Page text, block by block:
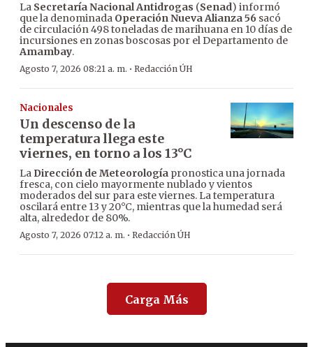
La Secretaría Nacional Antidrogas (Senad) informó
que la denominada Operación Nueva Alianza 56 sacó
de circulación 498 toneladas de marihuana en 10 días de
incursiones en zonas boscosas por el Departamento de
Amambay.
Agosto 7, 2026 08:21 a. m. · Redacción ÚH
Nacionales
Un descenso de la
temperatura llega este
viernes, en torno a los 13°C
La Dirección de Meteorología pronostica una jornada
fresca, con cielo mayormente nublado y vientos
moderados del sur para este viernes. La temperatura
oscilará entre 13 y 20°C, mientras que la humedad será
alta, alrededor de 80%.
Agosto 7, 2026 07:12 a. m. · Redacción ÚH
Carga Más